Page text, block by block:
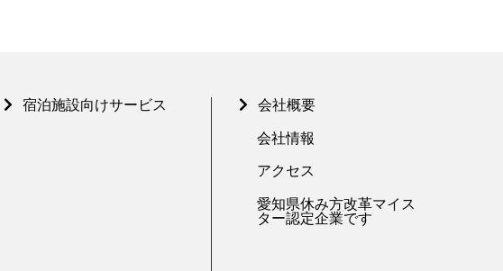
宿泊施設向けサービス 会社概要
会社情報
アクセス
愛知県休み方改革マイス
ター認定企業です